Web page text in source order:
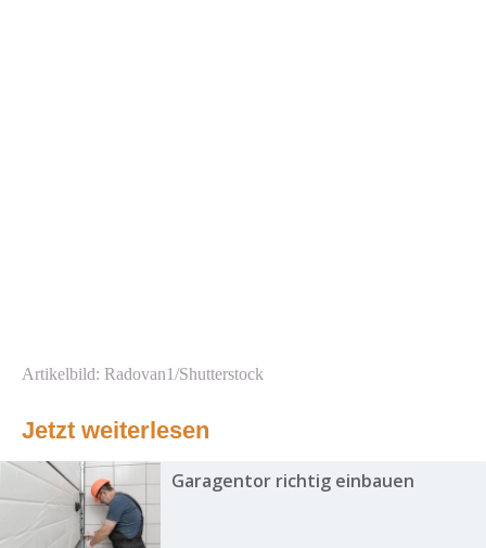
Artikelbild: Radovan1/Shutterstock
Jetzt weiterlesen
Garagentor richtig einbauen